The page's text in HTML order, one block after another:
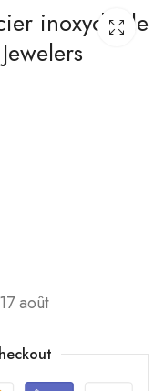
Boucles d'oreilles en
inoxydable
plaqué or 18K de
V&F Jewelers
17,99€ 27,99€
Boucles d'oreilles en
acier inoxydable
plaqué or 18K de
V&F Jewelers
21,99€ 31,99
inoxydable
août